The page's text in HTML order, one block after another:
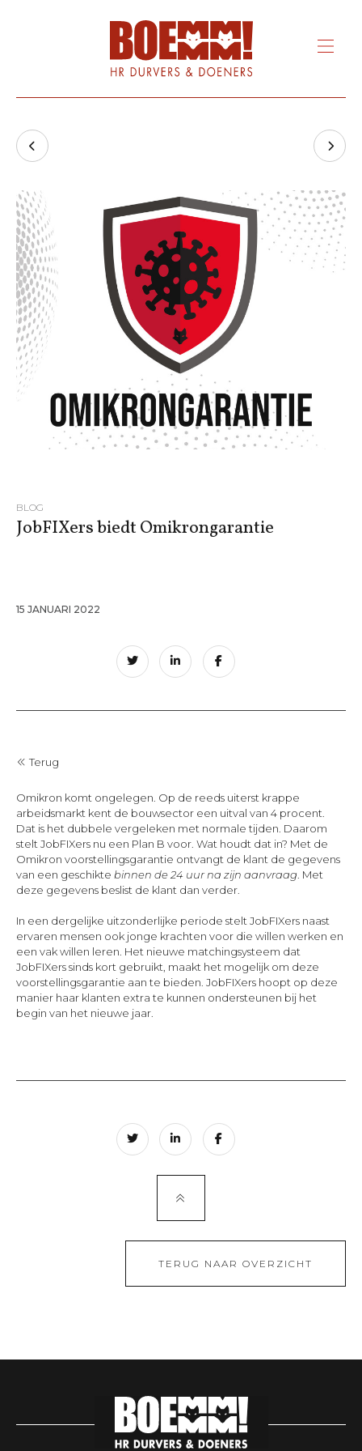
BLOG
JobFIXers biedt Omikrongarantie
15 JANUARI 2022
Terug
Omikron komt ongelegen. Op de reeds uiterst krappe
arbeidsmarkt kent de bouwsector een uitval van 4 procent.
Dat is het dubbele vergeleken met normale tijden. Daarom
stelt JobFIXers nu een Plan B voor. Wat houdt dat in? Met de
Omikron voorstellingsgarantie ontvangt de klant de gegevens
van een geschikte binnen de 24 uur na zijn aanvraag . Met
deze gegevens beslist de klant dan verder.
In een dergelijke uitzonderlijke periode stelt JobFIXers naast
ervaren mensen ook jonge krachten voor die willen werken en
een vak willen leren. Het nieuwe matchingsysteem dat
JobFIXers sinds kort gebruikt, maakt het mogelijk om deze
voorstellingsgarantie aan te bieden. JobFIXers hoopt op deze
manier haar klanten extra te kunnen ondersteunen bij het
begin van het nieuwe jaar.
TERUG NAAR OVERZICHT